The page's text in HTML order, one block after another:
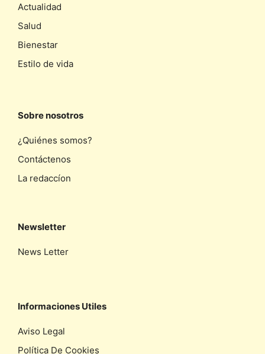
Actualidad
Salud
Bienestar
Estilo de vida
Sobre nosotros
¿Quiénes somos?
Contáctenos
La redaccíon
Newsletter
News Letter
Informaciones Utiles
Aviso Legal
Política De Cookies